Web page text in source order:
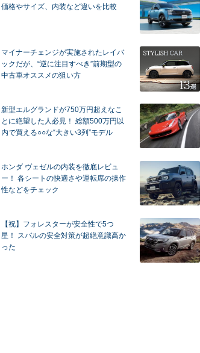
価格やサイズ、内装など違いを比較
マイナーチェンジが実施されたレイバ
ックだが、“逆に注目すべき”前期型の
中古車オススメの狙い方
新型エルグランドが750万円超えなこ
とに絶望した人必見！ 総額500万円以
内で買える○○な“大きい3列”モデル
ホンダ ヴェゼルの内装を徹底レビュ
ー！ 各シートの快適さや運転席の操作
性などをチェック
【祝】フォレスターが安全性で5つ
星！ スバルの安全対策が超絶意識高か
った